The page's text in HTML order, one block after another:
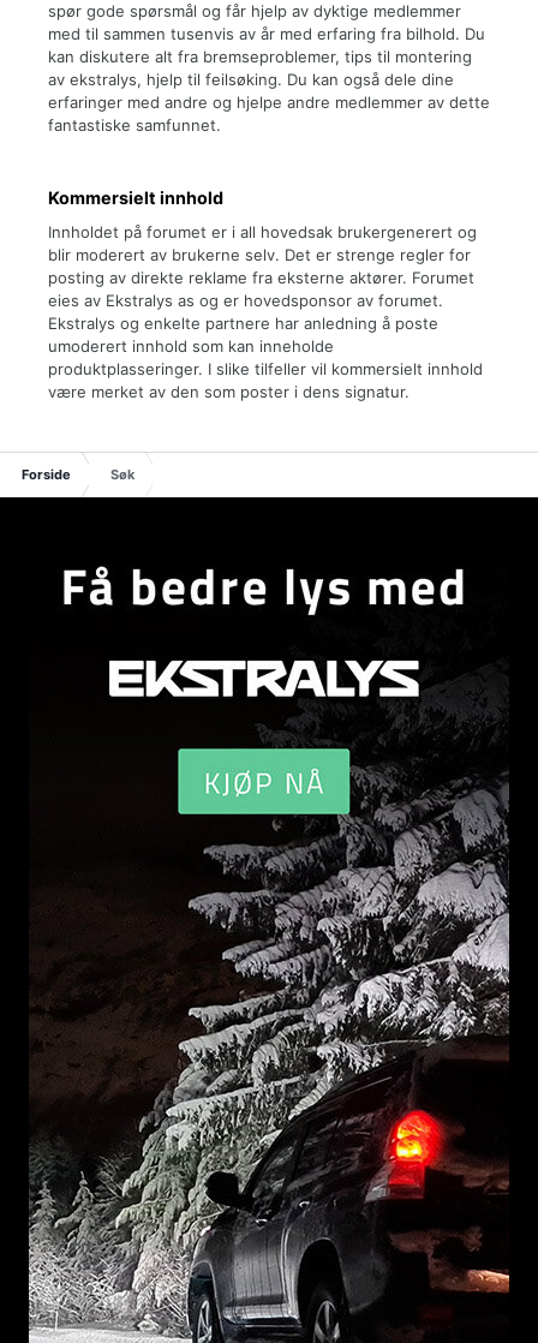
spør gode spørsmål og får hjelp av dyktige medlemmer
med til sammen tusenvis av år med erfaring fra bilhold. Du
kan diskutere alt fra bremseproblemer, tips til montering
av ekstralys, hjelp til feilsøking. Du kan også dele dine
erfaringer med andre og hjelpe andre medlemmer av dette
fantastiske samfunnet.
Kommersielt innhold
Innholdet på forumet er i all hovedsak brukergenerert og
blir moderert av brukerne selv. Det er strenge regler for
posting av direkte reklame fra eksterne aktører. Forumet
eies av Ekstralys as og er hovedsponsor av forumet.
Ekstralys og enkelte partnere har anledning å poste
umoderert innhold som kan inneholde
produktplasseringer. I slike tilfeller vil kommersielt innhold
være merket av den som poster i dens signatur.
Forside Søk